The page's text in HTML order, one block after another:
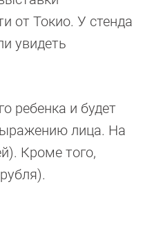
от Токио. У стенда
увидеть
ребенка и будет
лица. На
Кроме того,